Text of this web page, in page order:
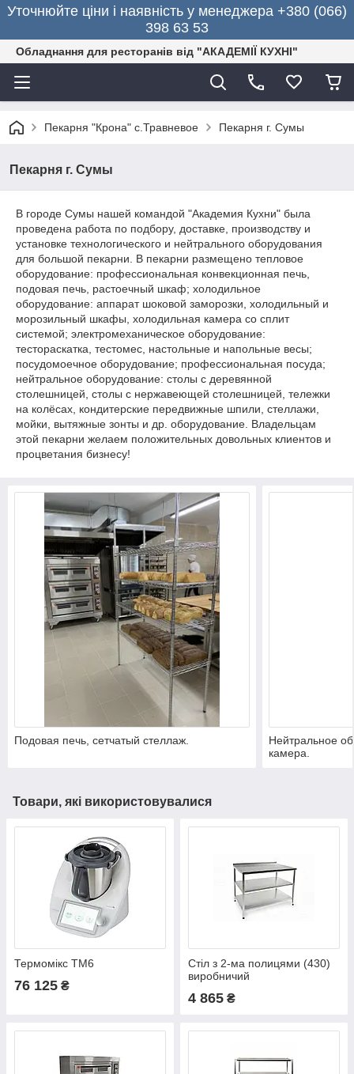
Уточнюйте ціни і наявність у менеджера +380 (066)
398 63 53
Обладнання для ресторанів від "АКАДЕМІЇ КУХНІ"
Пекарня "Крона" с.Травневое Пекарня г. Сумы
Пекарня г. Сумы
В городе Сумы нашей командой "Академия Кухни" была
проведена работа по подбору, доставке, производству и
установке технологического и нейтрального оборудования
для большой пекарни. В пекарни размещено тепловое
оборудование: профессиональная конвекционная печь,
подовая печь, растоечный шкаф; холодильное
оборудование: аппарат шоковой заморозки, холодильный и
морозильный шкафы, холодильная камера со сплит
системой; электромеханическое оборудование:
тестораскатка, тестомес, настольные и напольные весы;
посудомоечное оборудование; профессиональная посуда;
нейтральное оборудование: столы с деревянной
столешницей, столы с нержавеющей столешницей, тележки
на колёсах, кондитерские передвижные шпили, стеллажи,
мойки, вытяжные зонты и др. оборудование. Владельцам
этой пекарни желаем положительных довольных клиентов и
процветания бизнесу!
Подовая печь, сетчатый стеллаж.
Нейтральное
камера.
Товари, які використовувалися
Термомікс ТМ6
76 125 ₴
Стіл з 2-ма полицями (430)
виробничий
4 865 ₴